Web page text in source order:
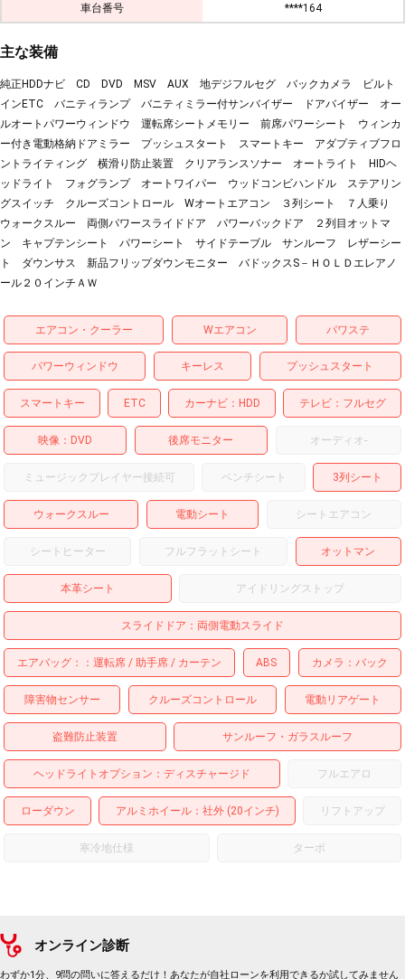
車台番号 ****164
主な装備
純正HDDナビ CD DVD MSV AUX 地デジフルセグ バックカメラ ビルト
インETC バニティランプ バニティミラー付サンバイザー ドアバイザー オー
ルオートパワーウィンドウ 運転席シートメモリー 前席パワーシート ウィンカ
ー付き電動格納ドアミラー プッシュスタート スマートキー アダプティブフロ
ントライティング 横滑り防止装置 クリアランスソナー オートライト HIDヘ
ッドライト フォグランプ オートワイパー ウッドコンビハンドル ステアリン
グスイッチ クルーズコントロール Wオートエアコン ３列シート ７人乗り
ウォークスルー 両側パワースライドドア パワーバックドア ２列目オットマ
ン キャプテンシート パワーシート サイドテーブル サンルーフ レザーシー
ト ダウンサス 新品フリップダウンモニター バドックスS－ＨＯＬＤエレアノ
ール２０インチＡＷ
エアコン・クーラー Wエアコン パワステ
パワーウィンドウ キーレス プッシュスタート
スマートキー ETC カーナビ HDD テレビ フルセグ
映像 DVD 後席モニター オーディオ-
ミュージックプレイヤー接続可 ベンチシート 3列シート
ウォークスルー 電動シート シートエアコン
シートヒーター フルフラットシート オットマン
本革シート アイドリングストップ
スライドドア 両側電動スライド
エアバッグ： 運転席 助手席 カーテン ABS カメラ バック
障害物センサー クルーズコントロール 電動リアゲート
盗難防止装置 サンルーフ・ガラスルーフ
ヘッドライトオプション ディスチャージド フルエアロ
ローダウン アルミホイール：社外 (20インチ) リフトアップ
寒冷地仕様 ターボ
オンライン診断
わずか1分、9問の問いに答えるだけ！あなたが自社ローンを利用できるか試してみません